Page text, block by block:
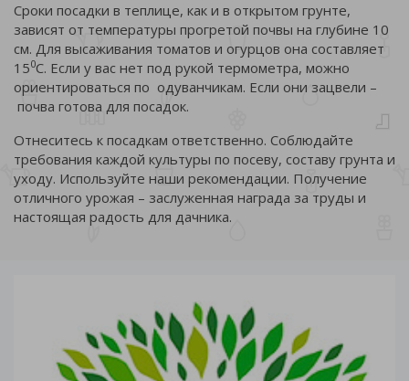
Сроки посадки в теплице, как и в открытом грунте,
зависят от температуры прогретой почвы на глубине 10
см. Для высаживания томатов и огурцов она составляет
150С. Если у вас нет под рукой термометра, можно
ориентироваться по одуванчикам. Если они зацвели –
почва готова для посадок.
Отнеситесь к посадкам ответственно. Соблюдайте
требования каждой культуры по посеву, составу грунта и
уходу. Используйте наши рекомендации. Получение
отличного урожая – заслуженная награда за труды и
настоящая радость для дачника.